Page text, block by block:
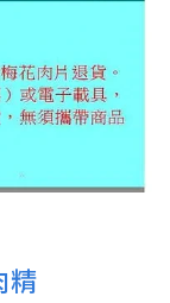
精